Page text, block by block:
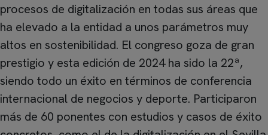
procesos de digitalización en todas sus áreas que
ha elevado a la entidad a unos parámetros muy
altos en sostenibilidad. El congreso goza de gran
prestigio y esta edición de 2024 ha sido la 22ª,
siendo todo un éxito en términos de conferencia
internacional de negocios y deporte. Participaron
más de 60 ponentes con estudios y casos de éxito